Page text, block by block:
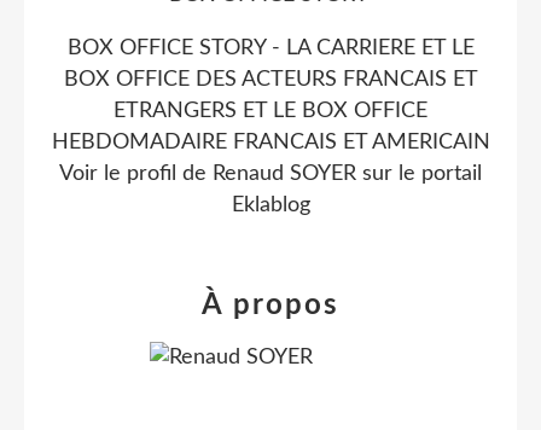
BOX OFFICE STORY - LA CARRIERE ET LE
BOX OFFICE DES ACTEURS FRANCAIS ET
ETRANGERS ET LE BOX OFFICE
HEBDOMADAIRE FRANCAIS ET AMERICAIN
Voir le profil de Renaud SOYER sur le portail
Eklablog
À propos